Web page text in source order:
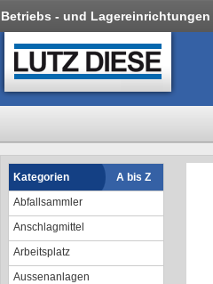
Betriebs - und Lagereinrichtungen
Kategorien
A bis Z
Abfallsammler
Anschlagmittel
Arbeitsplatz
Aussenanlagen